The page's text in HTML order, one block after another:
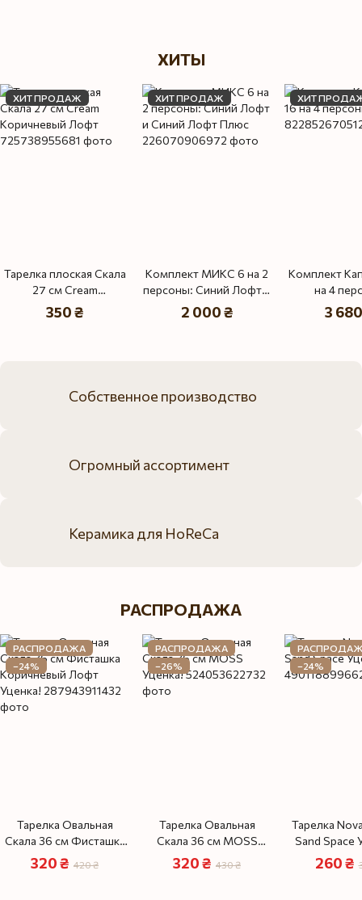
ХИТЫ
ХИТ ПРОДАЖ
Тарелка плоская Скала
27 см Cream
Коричневый Лофт
350 ₴
ХИТ ПРОДАЖ
Комплект МИКС 6 на 2
персоны: Синий Лофт и
Синий Лофт Плюс
2 000 ₴
ХИТ
Комплект
на 4
3
Собственное производство
Огромный ассортимент
Керамика для HoReCa
РАСПРОДАЖА
РАСПРОДАЖА
−24%
Тарелка Овальная
Скала 36 см Фисташка
Коричневый Лофт
Уценка!
320 ₴ 420 ₴
РАСПРОДАЖА
−26%
Тарелка Овальная
Скала 36 см MOSS
Уценка!
320 ₴ 430 ₴
−24%
Тарелка
Sand Space
260 ₴